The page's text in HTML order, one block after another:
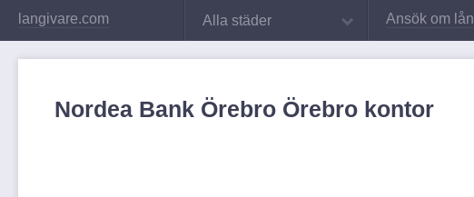
langivare.com Alla städer Ansök om lån
Nordea Bank Örebro Örebro kontor